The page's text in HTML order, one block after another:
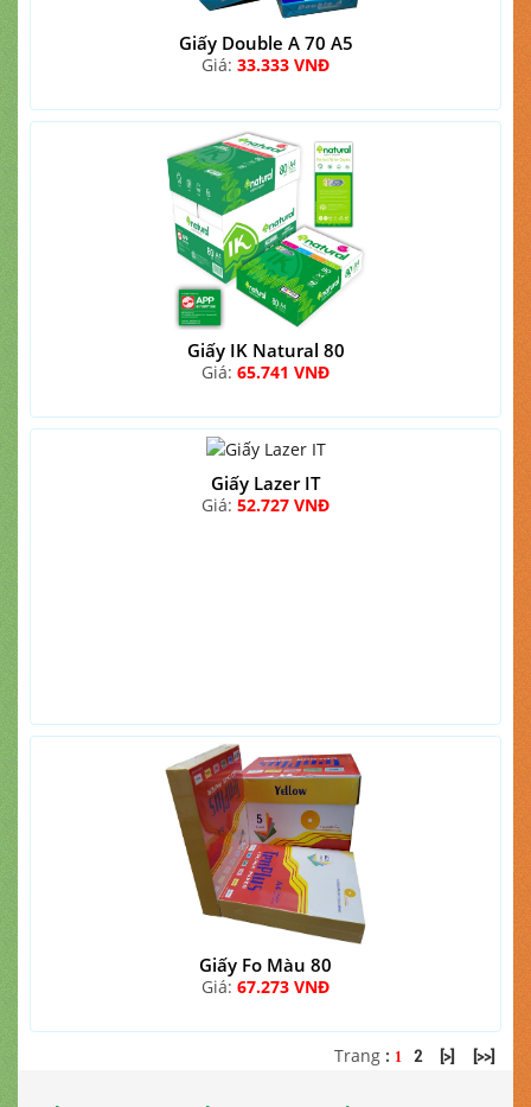
Giấy Double A 70 A5
Giá: 33.333 VNĐ
Giấy IK Natural 80
Giá: 65.741 VNĐ
Giấy Lazer IT
Giá: 52.727 VNĐ
Giấy Fo Màu 80
Giá: 67.273 VNĐ
Trang : 1 2 [>] [>>]